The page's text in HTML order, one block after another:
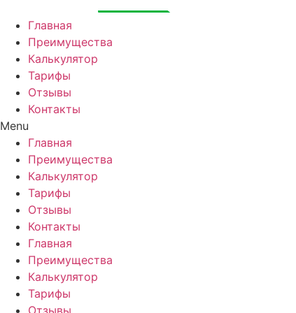
содержимому
Главная
Преимущества
Калькулятор
Тарифы
Отзывы
Контакты
Menu
Главная
Преимущества
Калькулятор
Тарифы
Отзывы
Контакты
Главная
Преимущества
Калькулятор
Тарифы
Отзывы